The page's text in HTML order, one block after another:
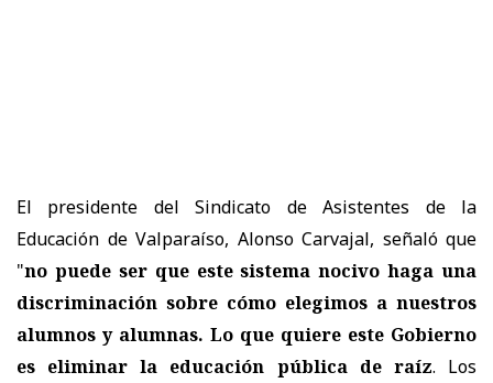
El presidente del Sindicato de Asistentes de la
Educación de Valparaíso, Alonso Carvajal, señaló que
"no puede ser que este sistema nocivo haga una
discriminación sobre cómo elegimos a nuestros
alumnos y alumnas. Lo que quiere este Gobierno
es eliminar la educación pública de raíz. Los